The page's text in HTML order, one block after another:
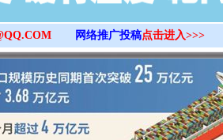
网络推广投稿点击进入>>>